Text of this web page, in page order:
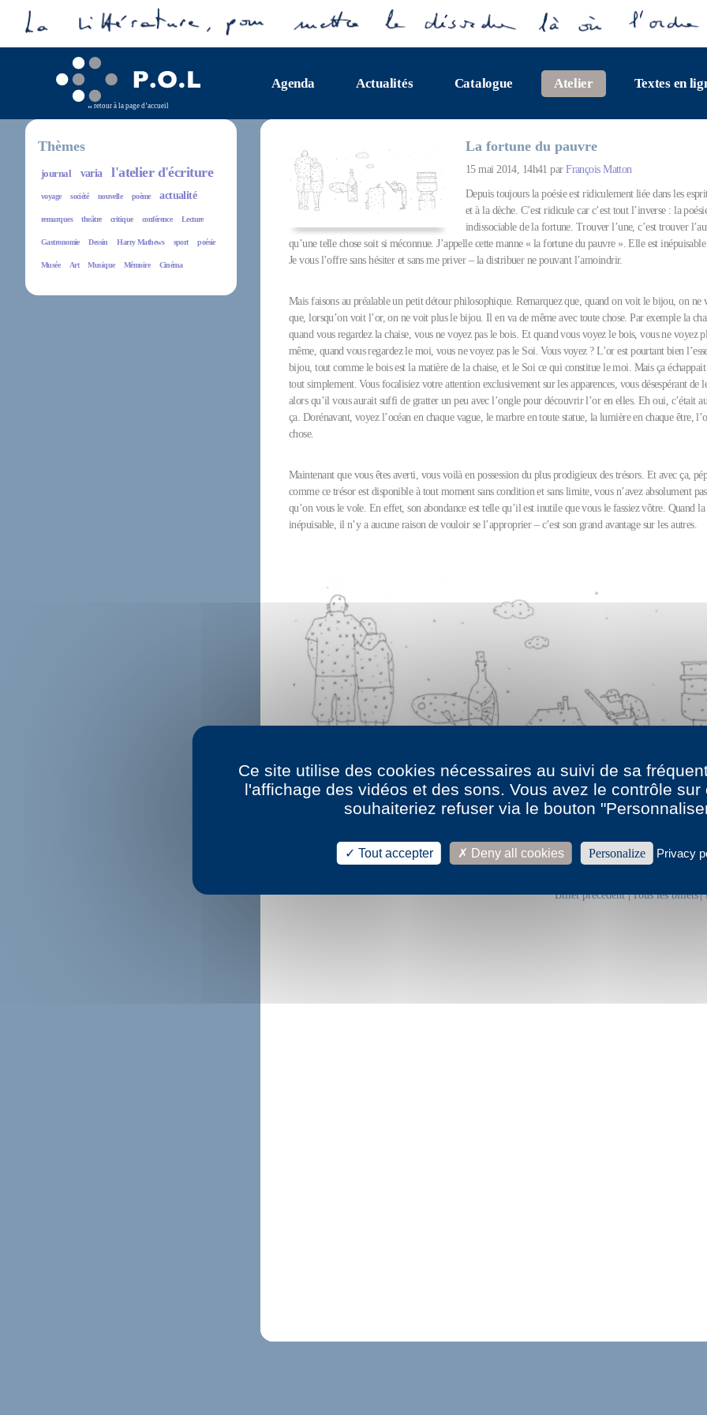
retour à la page d’accueil
Agenda Actualités Catalogue Atelier Textes en
Thèmes
journal varia l'atelier d'écriture
voyage société nouvelle poème actualité
remarques theâtre critique conférence Lecture
Gastronomie Dessin Harry Mathews sport poésie
Musée Art Musique Mémoire Cinéma
La fortune du pauvre
15 mai 2014, 14h41 parFrançois Matton
Depuis toujours la poésie est ridiculement liée dans les
et à la dèche. C’est ridicule car c’est tout l’inverse : la
indissociable de la fortune. Trouver l’une, c’est trouver
qu’une telle chose soit si méconnue. J’appelle cette manne « la fortune du pauvre ». Elle est inépuisable
Je vous l’offre sans hésiter et sans me priver – la distribuer ne pouvant l’amoindrir.
Mais faisons au préalable un petit détour philosophique. Remarquez que, quand on voit le bijou, on ne
que, lorsqu’on voit l’or, on ne voit plus le bijou. Il en va de même avec toute chose. Par exemple la
quand vous regardez la chaise, vous ne voyez pas le bois. Et quand vous voyez le bois, vous ne voyez
même, quand vous regardez le moi, vous ne voyez pas le Soi. Vous voyez ? L’or est pourtant bien
bijou, tout comme le bois est la matière de la chaise, et le Soi ce qui constitue le moi. Mais ça
tout simplement. Vous focalisiez votre attention exclusivement sur les apparences, vous désespérant de
alors qu’il vous aurait suffi de gratter un peu avec l’ongle pour découvrir l’or en elles. Eh oui, c’était
ça. Dorénavant, voyez l’océan en chaque vague, le marbre en toute statue, la lumière en chaque être,
chose.
Maintenant que vous êtes averti, vous voilà en possession du plus prodigieux des trésors. Et avec ça,
comme ce trésor est disponible à tout moment sans condition et sans limite, vous n’avez absolument
qu’on vous le vole. En effet, son abondance est telle qu’il est inutile que vous le fassiez vôtre. Quand
inépuisable, il n’y a aucune raison de vouloir se l’approprier – c’est son grand avantage sur les autres.
L'atelier de
Billet précédent|Tous les billets|
Ce site utilise des cookies nécessaires au suivi de sa
l'affichage des vidéos et des sons. Vous avez le contrôle sur
souhaiteriez refuser via le bouton
Tout accepter Deny all cookies Personalize Privacy